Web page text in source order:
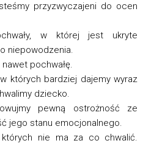
przyzwyczajeni do ocen
w której jest ukryte
niepowodzenia.
pochwałę.
których bardziej dajemy wyraz
dziecko.
pewną ostrożność ze
jego stanu emocjonalnego.
nie ma za co chwalić.